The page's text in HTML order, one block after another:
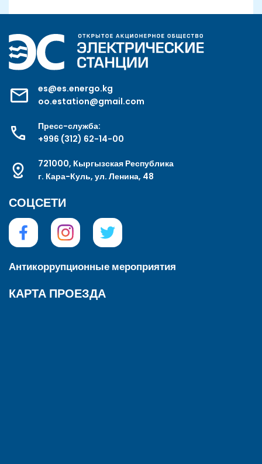
es@es.energo.kg
oo.estation@gmail.com
Пресс-служба:
+996 (312) 62-14-00
721000, Кыргызская Республика
г. Кара-Куль, ул. Ленина, 48
СОЦСЕТИ
Антикоррупционные мероприятия
КАРТА ПРОЕЗДА